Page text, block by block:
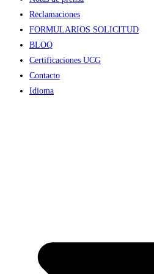
Reclamaciones
FORMULARIOS SOLICITUD
BLOQ
Certificaciones UCG
Contacto
Idioma